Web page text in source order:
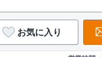
お気に入り